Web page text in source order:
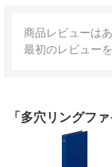
商品レビューはあ
最初のレビュー
「多穴リングフ